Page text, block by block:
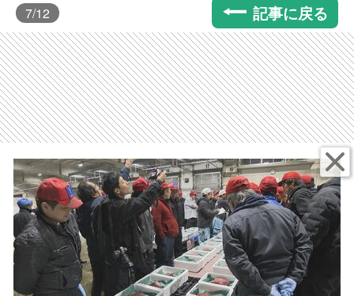
7/12 記事に戻る